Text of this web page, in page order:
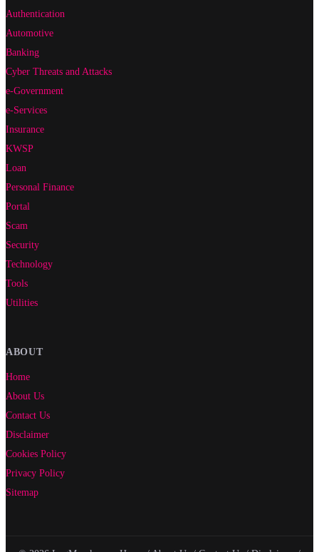
Authentication
Automotive
Banking
Cyber Threats and Attacks
e-Government
e-Services
Insurance
KWSP
Loan
Personal Finance
Portal
Scam
Security
Technology
Tools
Utilities
ABOUT
Home
About Us
Contact Us
Disclaimer
Cookies Policy
Privacy Policy
Sitemap